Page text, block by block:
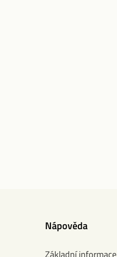
Nápověda
Základní informace